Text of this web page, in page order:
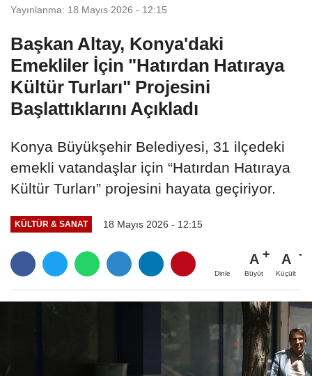
Yayınlanma: 18 Mayıs 2026 - 12:15
Başkan Altay, Konya'daki
Emekliler İçin "Hatırdan Hatıraya
Kültür Turları" Projesini
Başlattıklarını Açıkladı
Konya Büyükşehir Belediyesi, 31 ilçedeki
emekli vatandaşlar için “Hatırdan Hatıraya
Kültür Turları” projesini hayata geçiriyor.
KÜLTÜR & SANAT 18 Mayıs 2026 - 12:15
Dinle
A
Büyüt
A
Küçült